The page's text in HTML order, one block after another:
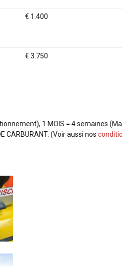
€ 1.400
€ 3.750
1 MOIS = 4 semaines
CARBURANT. (Voir aussi nos